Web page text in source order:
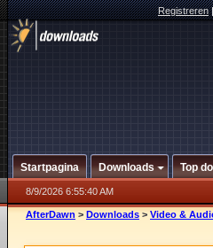
Registreren
Startpagina Downloads Top
8/9/2026 6:55:40 AM
AfterDawn > Downloads > Video &